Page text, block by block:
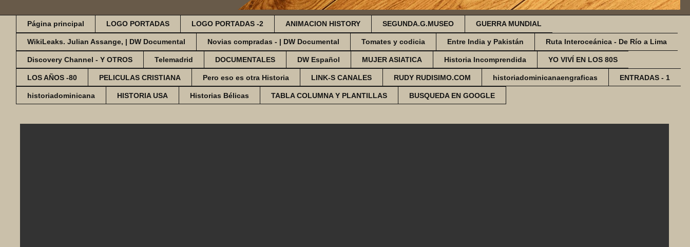
Página principal LOGO PORTADAS LOGO PORTADAS -2 ANIMACION HISTORY SEGUNDA.G.MUSEO GUERRA MUNDIAL
WikiLeaks. Julian Assange, | DW Documental Novias compradas - | DW Documental Tomates y codicia Entre India y Pakistán Ruta Interoceánica - De Río a Lima
Discovery Channel - Y OTROS Telemadrid DOCUMENTALES DW Español MUJER ASIATICA Historia Incomprendida YO VIVÍ EN LOS 80S
LOS AÑOS -80 PELICULAS CRISTIANA Pero eso es otra Historia LINK-S CANALES RUDY RUDISIMO.COM historiadominicanaengraficas ENTRADAS - 1
historiadominicana HISTORIA USA Historias Bélicas TABLA COLUMNA Y PLANTILLAS BUSQUEDA EN GOOGLE